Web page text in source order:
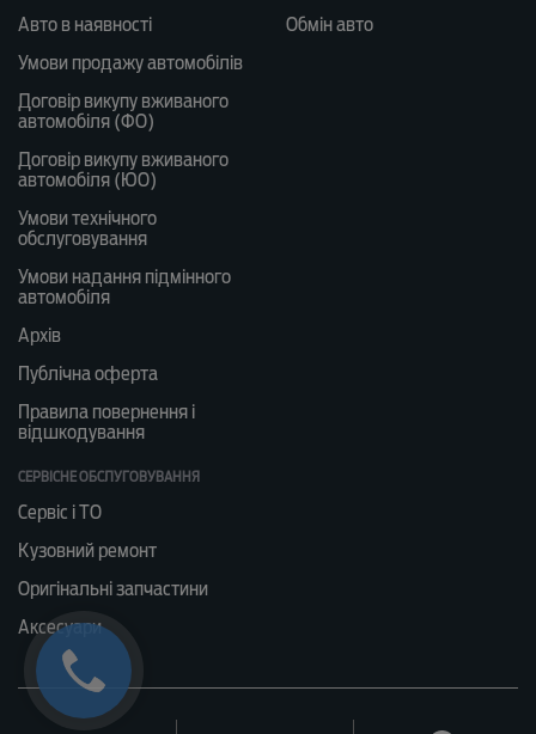
Авто в наявності
Умови продажу автомобілів
Договір викупу вживаного
автомобіля (ФО)
Договір викупу вживаного
автомобіля (ЮО)
Умови технічного
обслуговування
Умови надання підмінного
автомобіля
Архів
Публічна оферта
Правила повернення і
відшкодування
Обмін авто
СЕРВІСНЕ ОБСЛУГОВУВАННЯ
Сервіс і ТО
Кузовний ремонт
Оригінальні запчастини
Аксесуари